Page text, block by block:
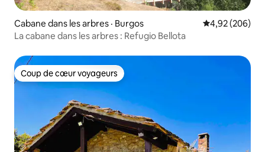
Cabane dans les arbres · Burgos Note
4,92 (206)
La cabane dans les arbres : Refugio Bellota
Coup de cœur voyageurs
Coup de cœur voyageurs